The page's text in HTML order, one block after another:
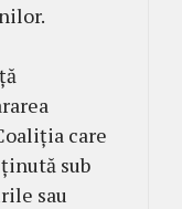
care
sub
sau